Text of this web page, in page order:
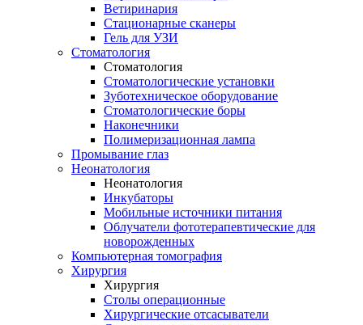
Ветиринария
Стационарные сканеры
Гель для УЗИ
Стоматология
Стоматология
Стоматологические установки
Зуботехническое оборудование
Стоматологические боры
Наконечники
Полимеризационная лампа
Промывание глаз
Неонатология
Неонатология
Инкубаторы
Мобильные источники питания
Облучатели фототерапевтические для
новорожденных
Компьютерная томография
Хирургия
Хирургия
Столы операционные
Хирургические отсасыватели